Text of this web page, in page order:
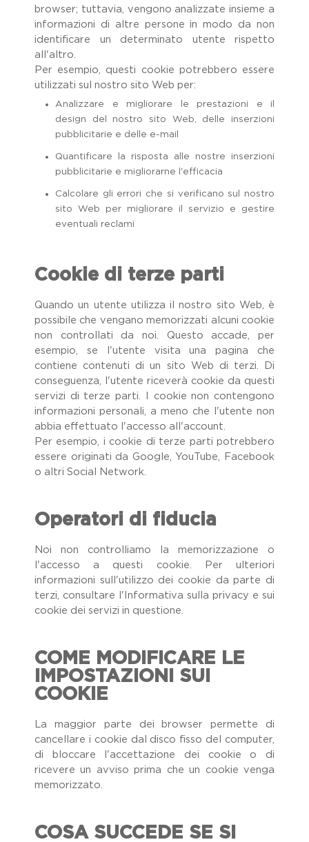
browser; tuttavia, vengono analizzate insieme a
informazioni di altre persone in modo da non
identificare un determinato utente rispetto
all'altro.
Per esempio, questi cookie potrebbero essere
utilizzati sul nostro sito Web per:
Analizzare e migliorare le prestazioni e il
design del nostro sito Web, delle inserzioni
pubblicitarie e delle e-mail
Quantificare la risposta alle nostre inserzioni
pubblicitarie e migliorarne l'efficacia
Calcolare gli errori che si verificano sul nostro
sito Web per migliorare il servizio e gestire
eventuali reclami
Cookie di terze parti
Quando un utente utilizza il nostro sito Web, è
possibile che vengano memorizzati alcuni cookie
non controllati da noi. Questo accade, per
esempio, se l'utente visita una pagina che
contiene contenuti di un sito Web di terzi. Di
conseguenza, l'utente riceverà cookie da questi
servizi di terze parti. I cookie non contengono
informazioni personali, a meno che l'utente non
abbia effettuato l'accesso all'account.
Per esempio, i cookie di terze parti potrebbero
essere originati da Google, YouTube, Facebook
o altri Social Network.
Operatori di fiducia
Noi non controlliamo la memorizzazione o
l'accesso a questi cookie. Per ulteriori
informazioni sull'utilizzo dei cookie da parte di
terzi, consultare l'Informativa sulla privacy e sui
cookie dei servizi in questione.
COME MODIFICARE LE
IMPOSTAZIONI SUI
COOKIE
La maggior parte dei browser permette di
cancellare i cookie dal disco fisso del computer,
di bloccare l'accettazione dei cookie o di
ricevere un avviso prima che un cookie venga
memorizzato.
COSA SUCCEDE SE SI